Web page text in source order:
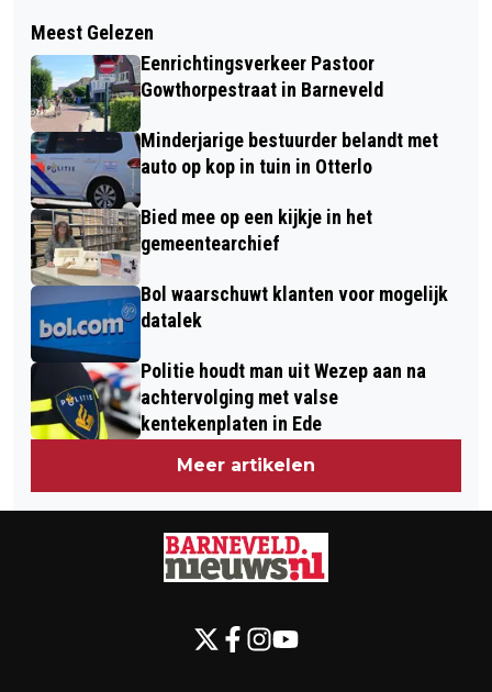
JOENOES POLNAIJA KOMT MET
VRIJHEIDSCOLLEGE NAAR DE
BIBLIOTHEEK
ZWAAR VERKEER MAG NIET MEER
OVER BRUG STOUTENBURGERWEG BIJ
TERSCHUUR
Meest Gelezen
Eenrichtingsverkeer Pastoor
Gowthorpestraat in Barneveld
Minderjarige bestuurder belandt met
auto op kop in tuin in Otterlo
Bied mee op een kijkje in het
gemeentearchief
Bol waarschuwt klanten voor mogelijk
datalek
Politie houdt man uit Wezep aan na
achtervolging met valse
kentekenplaten in Ede
Meer artikelen